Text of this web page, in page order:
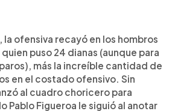
ofensiva recayó en los hombros
puso 24 dianas (aunque para
más la increíble cantidad de
en el costado ofensivo. Sin
al cuadro choricero para
Pablo Figueroa le siguió al anotar